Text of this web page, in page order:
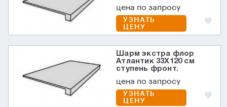
цена по запросу
УЗНАТЬ
ЦЕНУ
Шарм экстра флор
Атлантик 33X120 см
ступень фронт.
цена по запросу
УЗНАТЬ
ЦЕНУ